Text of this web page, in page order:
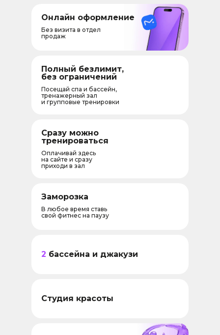
Без визита в отдел
продаж
Онлайн оформление
Посещай спа и бассейн,
тренажерный зал
и групповые тренировки
Полный безлимит,
без ограничений
Оплачивай здесь
на сайте и сразу
приходи в зал
Сразу можно
тренироваться
В любое время ставь
свой фитнес на паузу
Заморозка
2 бассейна и джакузи
Студия красоты